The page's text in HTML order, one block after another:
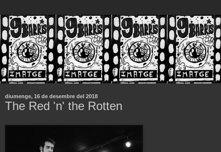
diumenge, 16 de desembre del 2018
The Red 'n' the Rotten